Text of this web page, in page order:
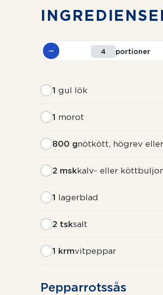
portioner
1 gul lök
1 morot
800 gnötkött, högrev
2 mskkalv- eller
1 lagerblad
2 tsksalt
1 krmvitpeppar
Pepparrotssås